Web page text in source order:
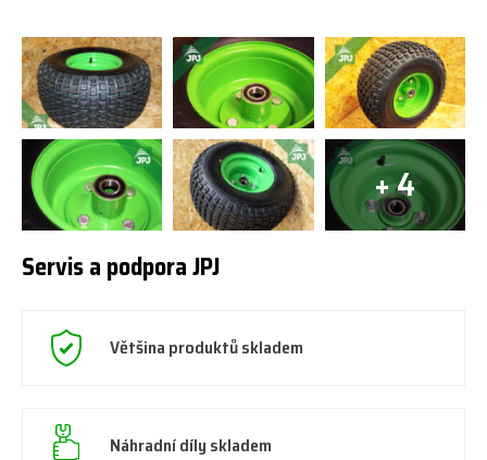
+ 4
Servis a podpora JPJ
Většina produktů skladem
Náhradní díly skladem